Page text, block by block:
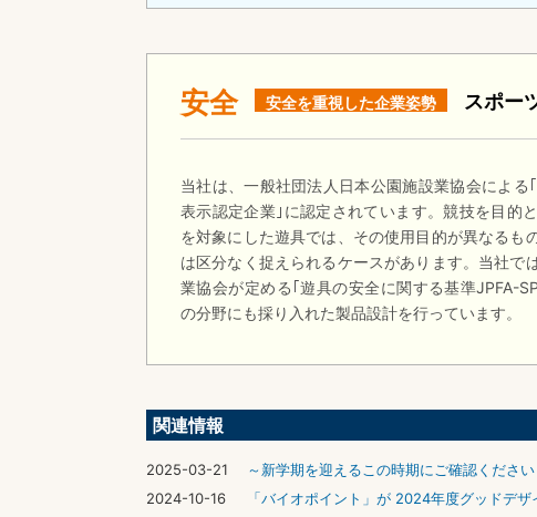
安全 安全を重視した企業姿勢 スポー
当社は、一般社団法人日本公園施設業協会による
表示認定企業｣に認定されています。競技を目的
を対象にした遊具では、その使用目的が異なるも
は区分なく捉えられるケースがあります。当社で
業協会が定める｢遊具の安全に関する基準JPFA-
の分野にも採り入れた製品設計を行っています。
関連情報
2025-03-21
～新学期を迎えるこの時期にご確認くださ
2024-10-16
「バイオポイント」が 2024年度グッドデザ